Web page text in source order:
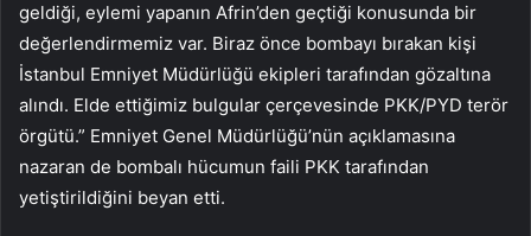
geldiği, eylemi yapanın Afrin’den geçtiği konusunda bir
değerlendirmemiz var. Biraz önce bombayı bırakan kişi
İstanbul Emniyet Müdürlüğü ekipleri tarafından gözaltına
alındı. Elde ettiğimiz bulgular çerçevesinde PKK/PYD terör
örgütü.” Emniyet Genel Müdürlüğü’nün açıklamasına
nazaran de bombalı hücumun faili PKK tarafından
yetiştirildiğini beyan etti.